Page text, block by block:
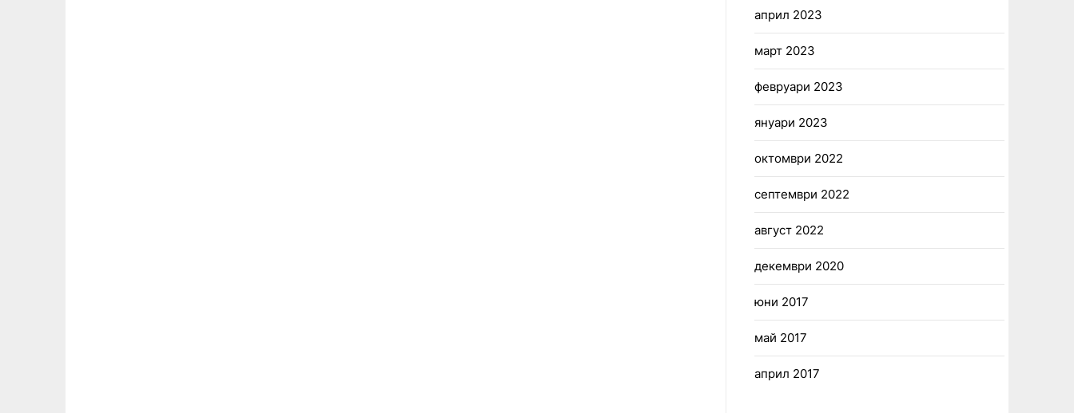
април 2023
март 2023
февруари 2023
януари 2023
октомври 2022
септември 2022
август 2022
декември 2020
юни 2017
май 2017
април 2017